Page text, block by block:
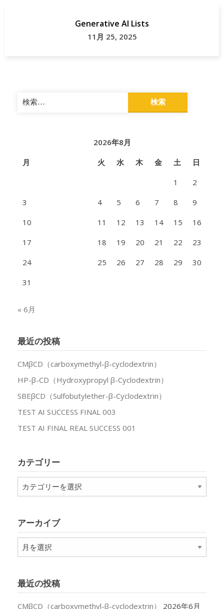
Generative AI Lists
11月 25, 2025
検
索:
2026年8月
月
火 水 木 金 土
日
1
2
3
4 5 6 7 8
9
10
11 12 13 14 15
16
17
18 19 20 21 22
23
24
25 26 27 28 29
30
31
« 6月
最近の投稿
CMβCD（carboxymethyl-β-cyclodextrin）
HP-β-CD（Hydroxypropyl β-Cyclodextrin）
SBEβCD（Sulfobutylether-β-Cyclodextrin）
TEST AI SUCCESS FINAL 003
TEST AI FINAL REAL SUCCESS 001
カテゴリー
テ
ー
アーカイブ
ア
ー
ブ
最近の投稿
CMβCD（carboxymethyl-β-cyclodextrin）
2026年6月